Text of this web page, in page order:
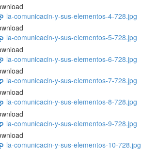
la-comunicacin-y-sus-elementos-4-728.jpg
la-comunicacin-y-sus-elementos-5-728.jpg
la-comunicacin-y-sus-elementos-6-728.jpg
la-comunicacin-y-sus-elementos-7-728.jpg
la-comunicacin-y-sus-elementos-8-728.jpg
la-comunicacin-y-sus-elementos-9-728.jpg
la-comunicacin-y-sus-elementos-10-728.jpg